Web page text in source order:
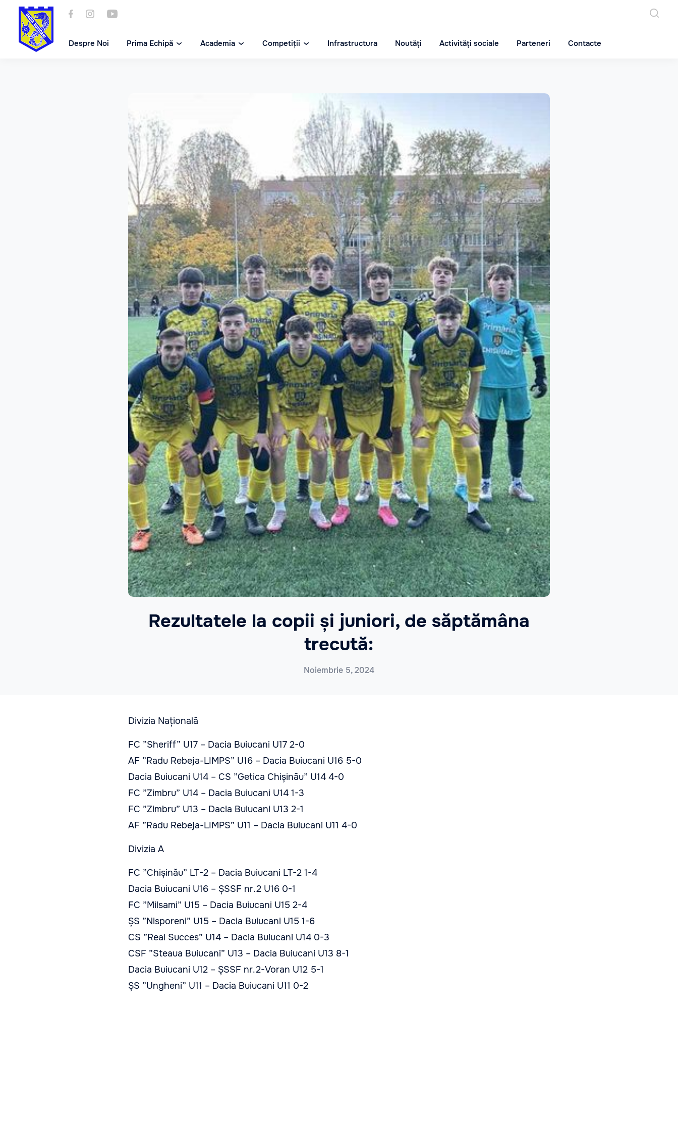
Despre Noi Prima Echipă Academia Competiții Infrastructura Noutăți Activități sociale Parteneri Contacte
Rezultatele la copii și juniori, de săptămâna
trecută:
Noiembrie 5, 2024
Divizia Națională
FC ”Sheriff” U17 – Dacia Buiucani U17 2-0
AF ”Radu Rebeja-LIMPS” U16 – Dacia Buiucani U16 5-0
Dacia Buiucani U14 – CS ”Getica Chișinău” U14 4-0
FC ”Zimbru” U14 – Dacia Buiucani U14 1-3
FC ”Zimbru” U13 – Dacia Buiucani U13 2-1
AF ”Radu Rebeja-LIMPS” U11 – Dacia Buiucani U11 4-0
Divizia A
FC ”Chișinău” LT-2 – Dacia Buiucani LT-2 1-4
Dacia Buiucani U16 – ȘSSF nr.2 U16 0-1
FC ”Milsami” U15 – Dacia Buiucani U15 2-4
ȘS ”Nisporeni” U15 – Dacia Buiucani U15 1-6
CS ”Real Succes” U14 – Dacia Buiucani U14 0-3
CSF ”Steaua Buiucani” U13 – Dacia Buiucani U13 8-1
Dacia Buiucani U12 – ȘSSF nr.2-Voran U12 5-1
ȘS ”Ungheni” U11 – Dacia Buiucani U11 0-2